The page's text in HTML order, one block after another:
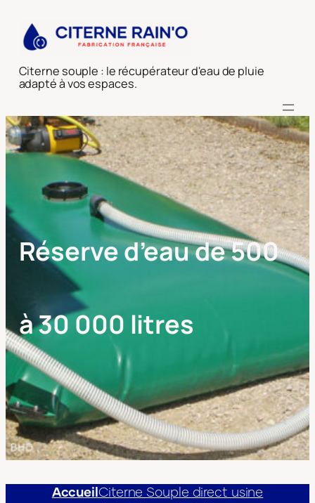
contenu
Citerne souple : le récupérateur d'eau de pluie
adapté à vos espaces.
Réserve d’eau de 500
à 30 000 litres
Accueil Citerne Souple direct usine